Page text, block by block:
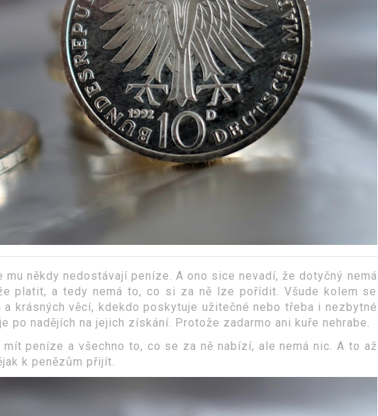
někdy nedostávají peníze. A ono sice nevadí, že dotyčný nemá
platit, a tedy nemá to, co si za ně lze pořídit. Všude kolem se
krásných věcí, kdekdo poskytuje užitečné nebo třeba i nezbytné
po nadějích na jejich získání. Protože zadarmo ani kuře nehrabe.
peníze a všechno to, co se za ně nabízí, ale nemá nic. A to až
k penězům přijít.